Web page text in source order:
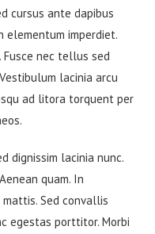
cursus ante dapibus
elementum imperdiet.
Fusce nec tellus sed
lacinia arcu
ad litora torquent per
dignissim lacinia nunc.
quam. In
Sed convallis
egestas porttitor. Morbi